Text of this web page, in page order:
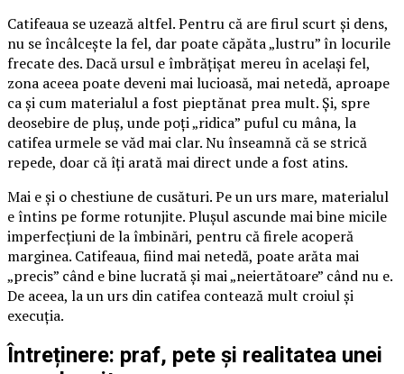
Catifeaua se uzează altfel. Pentru că are firul scurt și dens,
nu se încâlcește la fel, dar poate căpăta „lustru” în locurile
frecate des. Dacă ursul e îmbrățișat mereu în același fel,
zona aceea poate deveni mai lucioasă, mai netedă, aproape
ca și cum materialul a fost pieptănat prea mult. Și, spre
deosebire de pluș, unde poți „ridica” puful cu mâna, la
catifea urmele se văd mai clar. Nu înseamnă că se strică
repede, doar că îți arată mai direct unde a fost atins.
Mai e și o chestiune de cusături. Pe un urs mare, materialul
e întins pe forme rotunjite. Plușul ascunde mai bine micile
imperfecțiuni de la îmbinări, pentru că firele acoperă
marginea. Catifeaua, fiind mai netedă, poate arăta mai
„precis” când e bine lucrată și mai „neiertătoare” când nu e.
De aceea, la un urs din catifea contează mult croiul și
execuția.
Întreținere: praf, pete și realitatea unei